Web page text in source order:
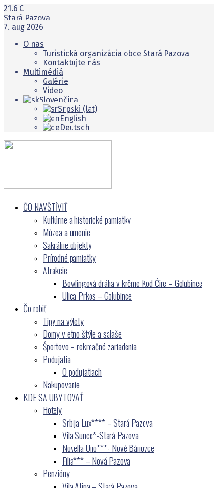
21.6 C
Stará Pazova
7. aug 2026
O nás
Turistická organizácia obce Stará Pazova
Kontaktujte nás
Multimédiá
Galérie
Video
Slovenčina
Srpski (lat)
English
Deutsch
ČO NAVŠTĺVIŤ
Kultúrne a historické pamiatky
Múzea a umenie
Sakrálne objekty
Prírodné pamiatky
Atrakcie
Bowlingová dráha v krčme Kod Ćire – Golubince
Ulica Prkos – Golubince
Čo robiť
Tipy na výlety
Domy v etno štýle a salaše
Športovo – rekreačné zariadenia
Podujatia
O podujatiach
Nakupovanie
KDE SA UBYTOVAŤ
Hotely
Srbija Lux**** – Stará Pazova
Vila Sunce*-Stará Pazova
Novella Uno***- Nové Bánovce
Filia*** – Nová Pazova
Penzióny